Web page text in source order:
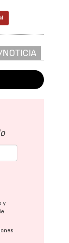
NOTICIA
y